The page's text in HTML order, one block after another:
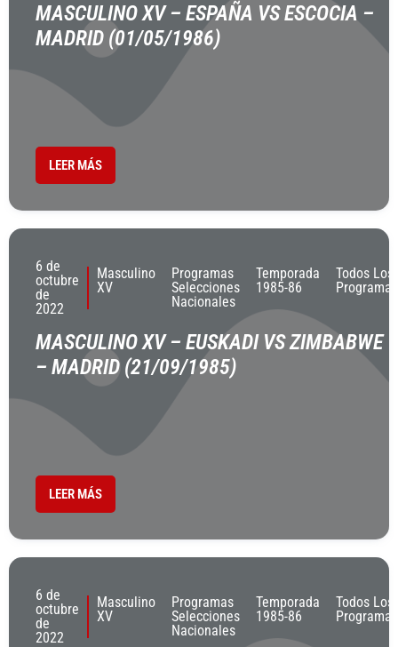
MASCULINO XV – ESPAÑA VS ESCOCIA –
MADRID (01/05/1986)
LEER MÁS
6 de
octubre
de
2022
Masculino
XV
Programas
Selecciones
Nacionales
Temporada
1985-86
Todos Los
Programas
MASCULINO XV – EUSKADI VS ZIMBABWE
– MADRID (21/09/1985)
LEER MÁS
6 de
octubre
de
2022
Masculino
XV
Programas
Selecciones
Nacionales
Temporada
1985-86
Todos Los
Programas